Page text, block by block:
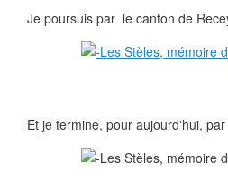
Je poursuis par le canton de
Et je termine, pour aujourd'hui,